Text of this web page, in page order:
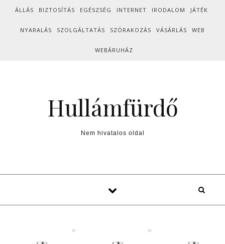
Skip to content
ÁLLÁS BIZTOSÍTÁS EGÉSZSÉG INTERNET IRODALOM JÁTÉK
NYARALÁS SZOLGÁLTATÁS SZÓRAKOZÁS VÁSÁRLÁS WEB
WEBÁRUHÁZ
Hullámfürdő
Nem hivatalos oldal